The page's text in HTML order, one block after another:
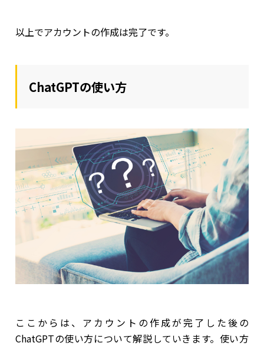
以上でアカウントの作成は完了です。
ChatGPTの使い方
ここからは、アカウントの作成が完了した後の
ChatGPTの使い方について解説していきます。使い方